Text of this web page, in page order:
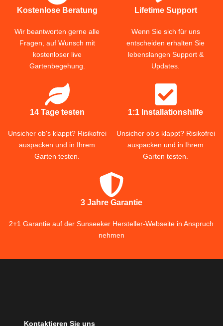
Kostenlose Beratung
Wir beantworten gerne alle
Fragen, auf Wunsch mit
kostenloser live
Gartenbegehung.
Lifetime Support
Wenn Sie sich für uns
entscheiden erhalten Sie
lebenslangen Support &
Updates.
14 Tage testen
Unsicher ob's klappt? Risikofrei
auspacken und in Ihrem
Garten testen.
1:1 Installationshilfe
Unsicher ob's klappt? Risikofrei
auspacken und in Ihrem
Garten testen.
3 Jahre Garantie
2+1 Garantie auf der Sunseeker Hersteller-Webseite in Anspruch
nehmen
Kontaktieren Sie uns